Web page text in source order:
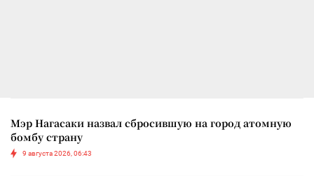
Мэр Нагасаки назвал сбросившую на город атомную
бомбу страну
9 августа 2026, 06:43